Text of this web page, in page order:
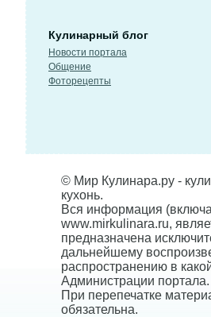
Кулинарный блог
Новости портала
Общение
Фоторецепты
© Мир Кулинара.ру -
кухонь.
Вся информация
www.mirkulinara.ru,
предназначена
дальнейшему
распространению в
Администрации портала.
При перепечатке
обязательна.